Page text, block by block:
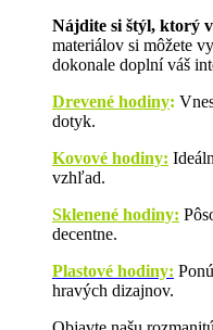
Nájdite si štýl, ktorý
materiálov si môžete
dokonale doplní váš
Drevené hodiny:
dotyk.
Kovové hodiny:
vzhľad.
Sklenené hodiny:
decentne.
Plastové hodiny:
hravých dizajnov.